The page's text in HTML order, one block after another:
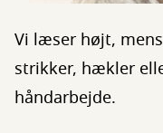
Vi læser højt,
strikker, hækler
håndarbejde.